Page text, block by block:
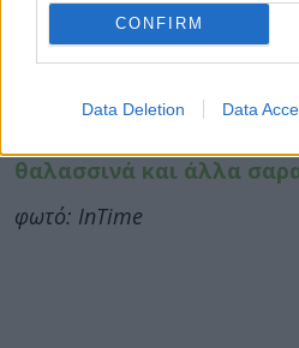
CONFIRM
Data Deletion Data
Καθαρά Δευτέρα –
και αλλεργία από τα
θαλασσινά και άλλα
φωτό: InTime